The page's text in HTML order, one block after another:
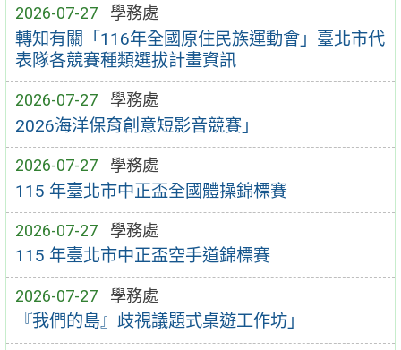
2026-07-27 學務處
轉知有關「116年全國原住民族運動會」臺北市代
表隊各競賽種類選拔計畫資訊
2026-07-27 學務處
2026海洋保育創意短影音競賽」
2026-07-27 學務處
115 年臺北市中正盃全國體操錦標賽
2026-07-27 學務處
115 年臺北市中正盃空手道錦標賽
2026-07-27 學務處
『我們的島』歧視議題式桌遊工作坊」